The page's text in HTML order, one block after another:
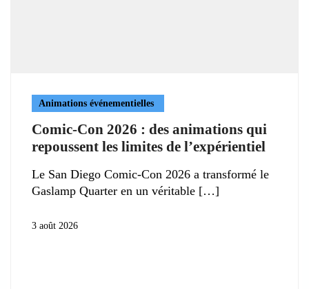
Animations événementielles
Comic-Con 2026 : des animations qui
repoussent les limites de l’expérientiel
Le San Diego Comic-Con 2026 a transformé le
Gaslamp Quarter en un véritable
3 août 2026